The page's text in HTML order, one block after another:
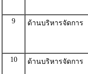
9
ด้านบริหารจัดการ
10 ด้านบริหารจัดการ